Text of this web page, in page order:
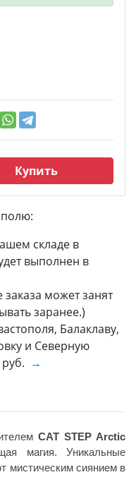
Купить
складе в
выполнен в
заказа может занят
заранее.)
Балаклаву,
и Северную
→
CAT STEP Arctic
магия. Уникальные
мистическим сиянием в